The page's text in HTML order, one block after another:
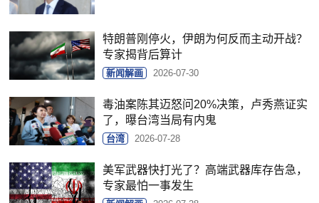
特朗普刚停火，伊朗为何反而主动开战？
专家揭背后算计
新闻解画 2026-07-30
毒油案陈其迈怒问20%决策，卢秀燕证实
了，曝台湾当局有内鬼
台湾 2026-07-28
美军武器快打光了？高端武器库存告急，
专家最怕一事发生